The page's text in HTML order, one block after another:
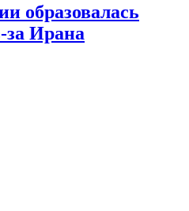
образовалась
за Ирана